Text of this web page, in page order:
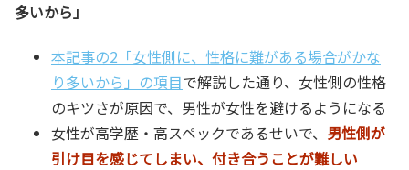
多いから」
本記事の2「女性側に、性格に難がある場合がかな
り多いから」の項目で解説した通り、女性側の性格
のキツさが原因で、男性が女性を避けるようになる
女性が高学歴・高スペックであるせいで、 男性側が
引け目を感じてしまい、付き合うことが難しい